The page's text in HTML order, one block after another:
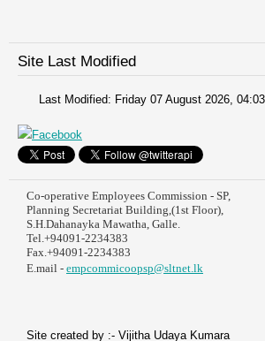
Site Last Modified
Last Modified: Friday 07 August 2026,
Co-operative Employees Commission - SP,
Planning Secretariat Building,(1st Floor),
S.H.Dahanayka Mawatha, Galle.
Tel.+94091-2234383
Fax.+94091-2234383
E.mail - empcommicoopsp@sltnet.lk
Site created by :- Vijitha Udaya Kumara